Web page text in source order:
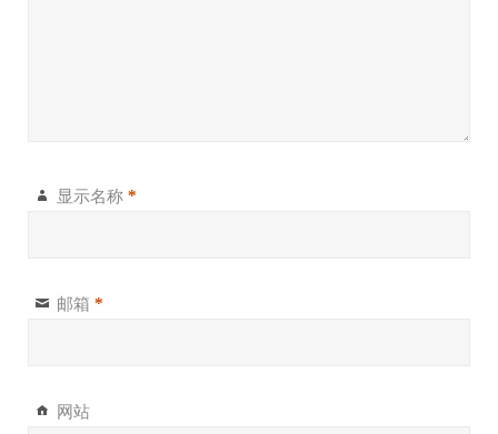
显示名称 *
邮箱 *
网站